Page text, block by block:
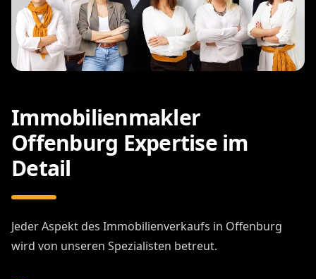
Immobilienmakler
Offenburg Expertise im
Detail
Jeder Aspekt des Immobilienverkaufs in Offenburg
wird von unseren Spezialisten betreut.